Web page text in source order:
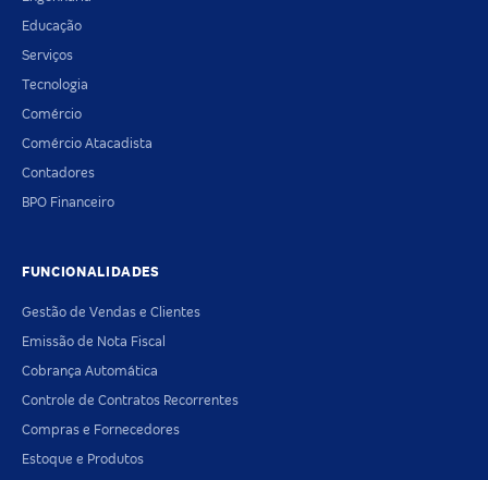
Educação
Serviços
Tecnologia
Comércio
Comércio Atacadista
Contadores
BPO Financeiro
FUNCIONALIDADES
Gestão de Vendas e Clientes
Emissão de Nota Fiscal
Cobrança Automática
Controle de Contratos Recorrentes
Compras e Fornecedores
Estoque e Produtos